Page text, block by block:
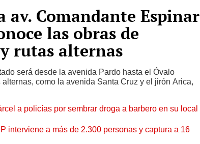
av. Comandante Espinar
las obras de
rutas alternas
será desde la avenida Pardo hasta el Óvalo
como la avenida Santa Cruz y el jirón Arica,
a policías por sembrar droga a barbero en su local
interviene a más de 2.300 personas y captura a 16